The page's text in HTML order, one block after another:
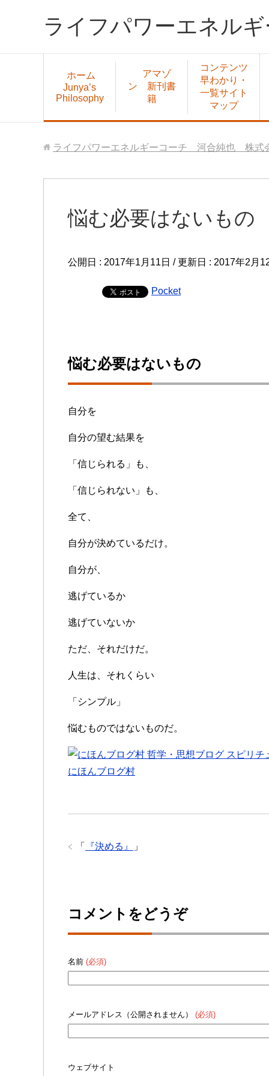
ライフパワーエネル
ホーム
Junya’s
Philosophy
アマゾ
ン 新刊書
籍
コンテンツ
早わかり・
一覧サイト
マップ
ライフパワーエネルギーコーチ 河合純也 株式
悩む必要はないもの
公開日 : 2017年1月11日 / 更新日 : 2017年2月
Pocket
悩む必要はないもの
自分を
自分の望む結果を
「信じられる」も、
「信じられない」も、
全て、
自分が決めているだけ。
自分が、
逃げているか
逃げていないか
ただ、それだけだ。
人生は、それくらい
「シンプル」
悩むものではないものだ。
にほんブログ村
「 『決める』 」
コメントをどうぞ
名前 (必須)
メールアドレス（公開されません） (必須)
ウェブサイト